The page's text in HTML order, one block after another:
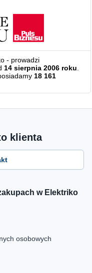
- prowadzi
14 sierpnia 2006 roku.
18 161
klienta
w Elektriko
osobowych